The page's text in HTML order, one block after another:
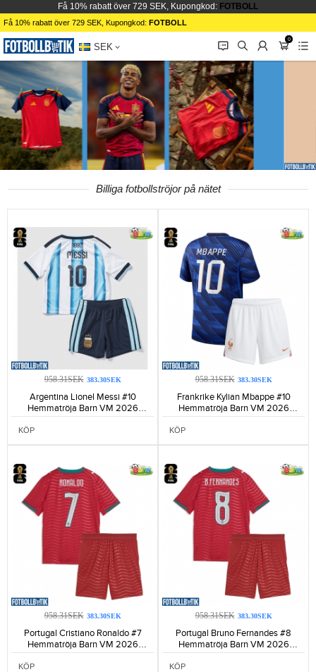
Få 10% rabatt över 729 SEK, Kupongkod: FOTBOLL
Få 10% rabatt över 729 SEK, Kupongkod: FOTBOLL
SEK 󰂱 󰂨 󰃳
0
󰃦 󰃖
Billiga fotbollströjor på nätet
958.31SEK 383.30SEK
Argentina Lionel Messi #10
Hemmatröja Barn VM 2026
Kortärmad (+ Korta byxor)-378
KÖP
958.31SEK 383.30SEK
Frankrike Kylian Mbappe #10
Hemmatröja Barn VM 2026
Kortärmad (+ Korta byxor)-222
KÖP
958.31SEK 383.30SEK
Portugal Cristiano Ronaldo #7
Hemmatröja Barn VM 2026
Kortärmad (+ Korta byxor)-255
KÖP
958.31SEK 383.30SEK
Portugal Bruno Fernandes #8
Hemmatröja Barn VM 2026
Kortärmad (+ Korta byxor)-144
KÖP